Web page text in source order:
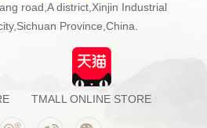
road,A district,Xinjin Industrial
Province,China.
TMALL ONLINE STORE